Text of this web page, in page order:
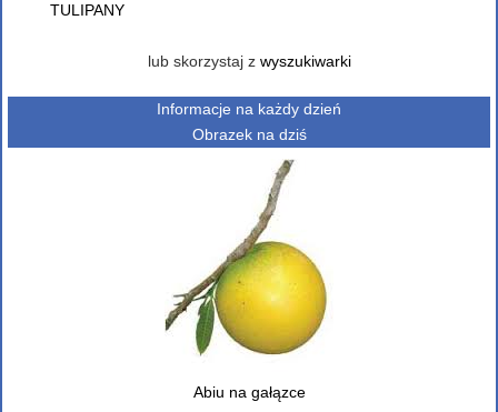
TULIPANY
lub skorzystaj z wyszukiwarki
Informacje na każdy dzień
Obrazek na dziś
Abiu na gałązce